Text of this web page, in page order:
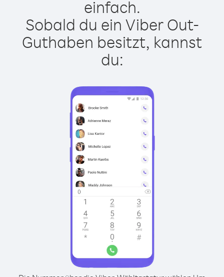
einfach.
Sobald du ein Viber Out-
Guthaben besitzt, kannst
du: